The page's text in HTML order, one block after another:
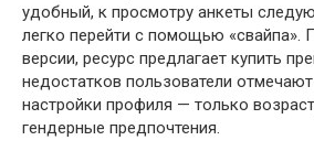
удобный, к просмотру анкеты
легко перейти с помощью «свайпа».
версии, ресурс предлагает купить
недостатков пользователи
настройки профиля — только
гендерные предпочтения.